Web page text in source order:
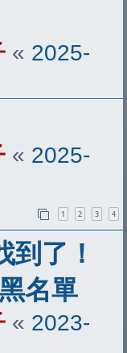
« 2025-
« 2025-
1 2 3 4
到了！
名單
« 2023-